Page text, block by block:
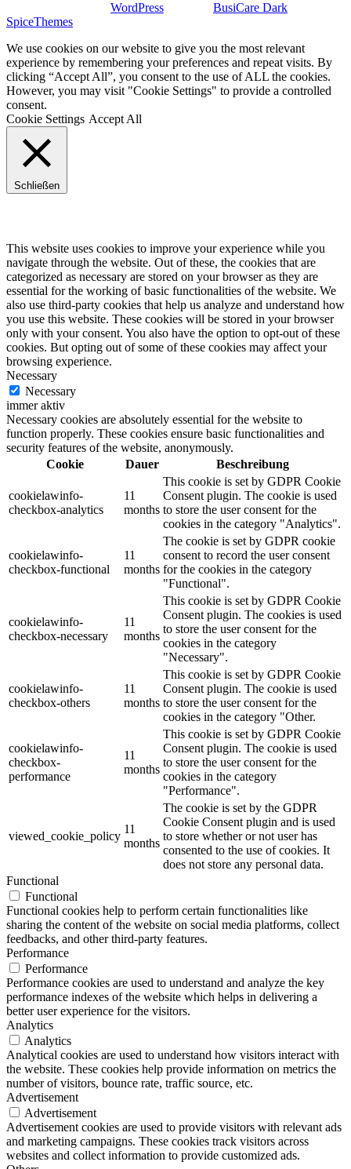
WordPress BusiCare Dark
SpiceThemes
We use cookies on our website to give you the most relevant
experience by remembering your preferences and repeat visits. By
clicking “Accept All”, you consent to the use of ALL the cookies.
However, you may visit "Cookie Settings" to provide a controlled
consent.
Cookie Settings Accept All
Schließen
This website uses cookies to improve your experience while you
navigate through the website. Out of these, the cookies that are
categorized as necessary are stored on your browser as they are
essential for the working of basic functionalities of the website. We
also use third-party cookies that help us analyze and understand how
you use this website. These cookies will be stored in your browser
only with your consent. You also have the option to opt-out of these
cookies. But opting out of some of these cookies may affect your
browsing experience.
Necessary
Necessary
immer aktiv
Necessary cookies are absolutely essential for the website to
function properly. These cookies ensure basic functionalities and
security features of the website, anonymously.
Cookie
Dauer Beschreibung
cookielawinfo-
checkbox-analytics
11
months
This cookie is set by GDPR Cookie
Consent plugin. The cookie is used
to store the user consent for the
cookies in the category "Analytics".
cookielawinfo-
checkbox-functional
11
months
The cookie is set by GDPR cookie
consent to record the user consent
for the cookies in the category
"Functional".
cookielawinfo-
checkbox-necessary
11
months
This cookie is set by GDPR Cookie
Consent plugin. The cookies is used
to store the user consent for the
cookies in the category
"Necessary".
cookielawinfo-
checkbox-others
11
months
This cookie is set by GDPR Cookie
Consent plugin. The cookie is used
to store the user consent for the
cookies in the category "Other.
cookielawinfo-
checkbox-
performance
11
months
This cookie is set by GDPR Cookie
Consent plugin. The cookie is used
to store the user consent for the
cookies in the category
"Performance".
viewed_cookie_policy
11
months
The cookie is set by the GDPR
Cookie Consent plugin and is used
to store whether or not user has
consented to the use of cookies. It
does not store any personal data.
Functional
Functional
Functional cookies help to perform certain functionalities like
sharing the content of the website on social media platforms, collect
feedbacks, and other third-party features.
Performance
Performance
Performance cookies are used to understand and analyze the key
performance indexes of the website which helps in delivering a
better user experience for the visitors.
Analytics
Analytics
Analytical cookies are used to understand how visitors interact with
the website. These cookies help provide information on metrics the
number of visitors, bounce rate, traffic source, etc.
Advertisement
Advertisement
Advertisement cookies are used to provide visitors with relevant ads
and marketing campaigns. These cookies track visitors across
websites and collect information to provide customized ads.